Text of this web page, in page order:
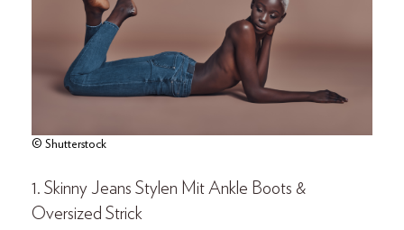
© Shutterstock
1. Skinny Jeans Stylen Mit Ankle Boots &
Oversized Strick